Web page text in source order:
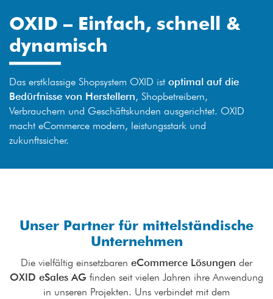
OXID – Einfach, schnell &
dynamisch
Das erstklassige Shopsystem OXID ist optimal auf die
Bedürfnisse von Herstellern, Shopbetreibern,
Verbrauchern und Geschäftskunden ausgerichtet. OXID
macht eCommerce modern, leistungsstark und
zukunftssicher.
Unser Partner für mittelständische
Unternehmen
Die vielfältig einsetzbaren eCommerce Lösungen der
OXID eSales AG finden seit vielen Jahren ihre Anwendung
in unseren Projekten. Uns verbindet mit dem